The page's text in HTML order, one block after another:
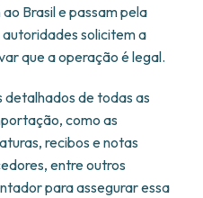
Brasil e passam pela
solicitem a
que a operação é legal.
detalhados de todas as
como as
recibos e notas
entre outros
para assegurar essa